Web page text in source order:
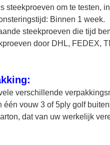
steekproeven om te testen,
Binnen 1 week.
steekproeven die tijd
door DHL, FEDEX,
verschillende
één vouw 3 of 5ply golf
dat van uw werkelijk